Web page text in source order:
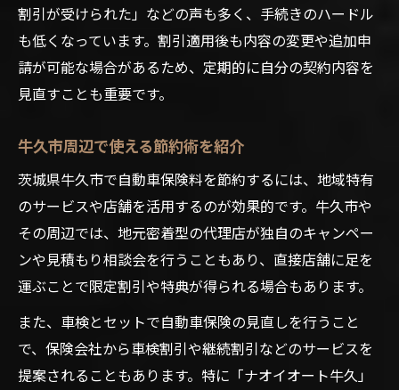
割引が受けられた」などの声も多く、手続きのハードル
も低くなっています。割引適用後も内容の変更や追加申
請が可能な場合があるため、定期的に自分の契約内容を
見直すことも重要です。
牛久市周辺で使える節約術を紹介
茨城県牛久市で自動車保険料を節約するには、地域特有
のサービスや店舗を活用するのが効果的です。牛久市や
その周辺では、地元密着型の代理店が独自のキャンペー
ンや見積もり相談会を行うこともあり、直接店舗に足を
運ぶことで限定割引や特典が得られる場合もあります。
また、車検とセットで自動車保険の見直しを行うこと
で、保険会社から車検割引や継続割引などのサービスを
提案されることもあります。特に「ナオイオート牛久」